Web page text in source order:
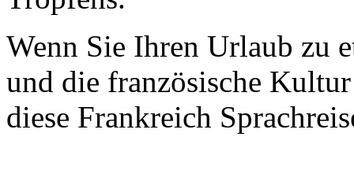
Wenn Sie Ihren Urlaub zu
und die französische
diese Frankreich